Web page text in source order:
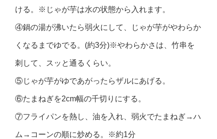
ける。※じゃが芋は水の状態から入れます。
④鍋の湯が沸いたら弱火にして、じゃが芋がやわらか
くなるまでゆでる。(約3分)※やわらかさは、竹串を
刺して、スッと通るくらい。
⑤じゃが芋がゆであがったらザルにあげる。
⑥たまねぎを2cm幅の千切りにする。
⑦フライパンを熱し、油を入れ、弱火でたまねぎ→ハ
ム→コーンの順に炒める。※約1分